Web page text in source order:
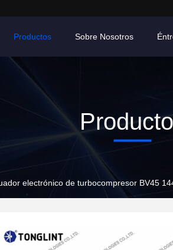
Productos Sobre Nosotros
electrónico de turbocompresor BV45